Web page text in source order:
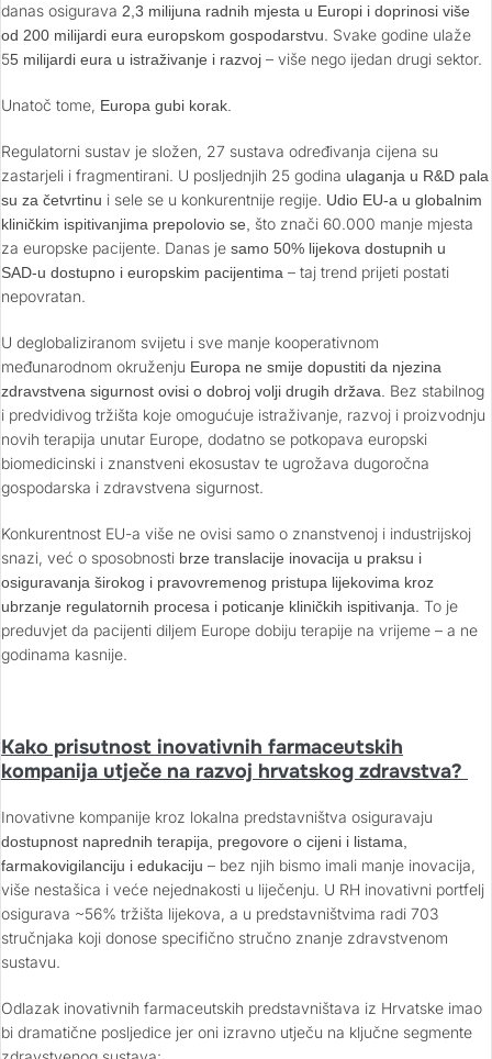
danas osigurava 2,3 milijuna radnih mjesta u Europi i doprinosi više
od 200 milijardi eura europskom gospodarstvu. Svake godine ulaže
55 milijardi eura u istraživanje i razvoj – više nego ijedan drugi sektor.
Unatoč tome, Europa gubi korak.
Regulatorni sustav je složen, 27 sustava određivanja cijena su
zastarjeli i fragmentirani. U posljednjih 25 godina ulaganja u R&D pala
su za četvrtinu i sele se u konkurentnije regije. Udio EU‑a u globalnim
kliničkim ispitivanjima prepolovio se, što znači 60.000 manje mjesta
za europske pacijente. Danas je samo 50% lijekova dostupnih u
SAD‑u dostupno i europskim pacijentima – taj trend prijeti postati
nepovratan.
U deglobaliziranom svijetu i sve manje kooperativnom
međunarodnom okruženju Europa ne smije dopustiti da njezina
zdravstvena sigurnost ovisi o dobroj volji drugih država. Bez stabilnog
i predvidivog tržišta koje omogućuje istraživanje, razvoj i proizvodnju
novih terapija unutar Europe, dodatno se potkopava europski
biomedicinski i znanstveni ekosustav te ugrožava dugoročna
gospodarska i zdravstvena sigurnost.
Konkurentnost EU-a više ne ovisi samo o znanstvenoj i industrijskoj
snazi, već o sposobnosti brze translacije inovacija u praksu i
osiguravanja širokog i pravovremenog pristupa lijekovima kroz
ubrzanje regulatornih procesa i poticanje kliničkih ispitivanja. To je
preduvjet da pacijenti diljem Europe dobiju terapije na vrijeme – a ne
godinama kasnije.
Kako prisutnost inovativnih farmaceutskih
kompanija utječe na razvoj hrvatskog zdravstva?
Inovativne kompanije kroz lokalna predstavništva osiguravaju
dostupnost naprednih terapija, pregovore o cijeni i listama,
farmakovigilanciju i edukaciju – bez njih bismo imali manje inovacija,
više nestašica i veće nejednakosti u liječenju. U RH inovativni portfelj
osigurava ~56% tržišta lijekova, a u predstavništvima radi 703
stručnjaka koji donose specifično stručno znanje zdravstvenom
sustavu.
Odlazak inovativnih farmaceutskih predstavništava iz Hrvatske imao
bi dramatične posljedice jer oni izravno utječu na ključne segmente